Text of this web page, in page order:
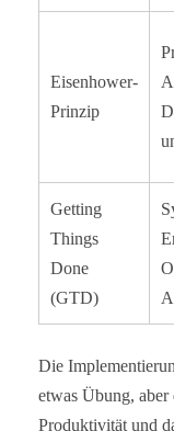
Eisenhower-
Prinzip
Getting
Things
Done
(GTD)
Die
etwas Übung,
Produktivität und